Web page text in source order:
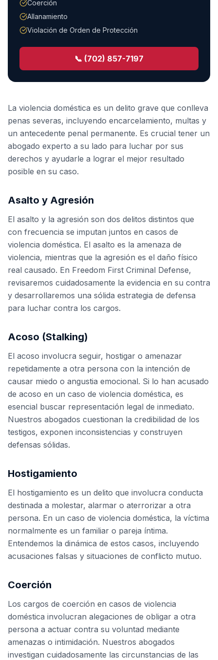
Coerción
Allanamiento
Violación de Orden de Protección
📞 (702) 857-7197
La violencia doméstica es un delito grave que conlleva
penas severas, incluyendo encarcelamiento, multas y
un antecedente penal permanente. Es crucial tener un
abogado experto a su lado para luchar por sus
derechos y ayudarle a lograr el mejor resultado
posible en su caso.
Asalto y Agresión
El asalto y la agresión son dos delitos distintos que
con frecuencia se imputan juntos en casos de
violencia doméstica. El asalto es la amenaza de
violencia, mientras que la agresión es el daño físico
real causado. En Freedom First Criminal Defense,
revisaremos cuidadosamente la evidencia en su contra
y desarrollaremos una sólida estrategia de defensa
para luchar contra los cargos.
Acoso (Stalking)
El acoso involucra seguir, hostigar o amenazar
repetidamente a otra persona con la intención de
causar miedo o angustia emocional. Si lo han acusado
de acoso en un caso de violencia doméstica, es
esencial buscar representación legal de inmediato.
Nuestros abogados cuestionan la credibilidad de los
testigos, exponen inconsistencias y construyen
defensas sólidas.
Hostigamiento
El hostigamiento es un delito que involucra conducta
destinada a molestar, alarmar o aterrorizar a otra
persona. En un caso de violencia doméstica, la víctima
normalmente es un familiar o pareja íntima.
Entendemos la dinámica de estos casos, incluyendo
acusaciones falsas y situaciones de conflicto mutuo.
Coerción
Los cargos de coerción en casos de violencia
doméstica involucran alegaciones de obligar a otra
persona a actuar contra su voluntad mediante
amenazas o intimidación. Nuestros abogados
investigan cuidadosamente las circunstancias de las